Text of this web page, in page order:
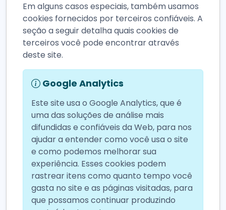
Em alguns casos especiais, também usamos
cookies fornecidos por terceiros confiáveis. A
seção a seguir detalha quais cookies de
terceiros você pode encontrar através
deste site.
Google Analytics
Este site usa o Google Analytics, que é
uma das soluções de análise mais
difundidas e confiáveis da Web, para nos
ajudar a entender como você usa o site
e como podemos melhorar sua
experiência. Esses cookies podem
rastrear itens como quanto tempo você
gasta no site e as páginas visitadas, para
que possamos continuar produzindo